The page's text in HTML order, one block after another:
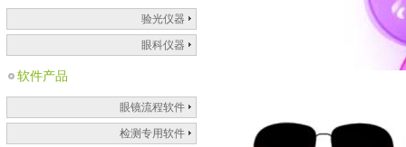
验光仪器
眼科仪器
软件产品
眼镜流程软件
检测专用软件